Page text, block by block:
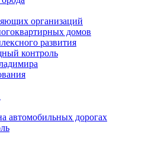
организаций
домов
развития
контроль
автомобильных дорогах